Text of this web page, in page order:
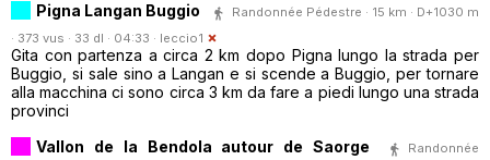
Pigna Langan Buggio
Randonnée Pédestre · 15 km · D+1030 m
· 373 vus · 33 dl · 04:33 · leccio1
Gita con partenza a circa 2 km dopo Pigna lungo la strada per
Buggio, si sale sino a Langan e si scende a Buggio, per tornare
alla macchina ci sono circa 3 km da fare a piedi lungo una strada
provinci
Vallon de la Bendola autour de Saorge
Randonnée